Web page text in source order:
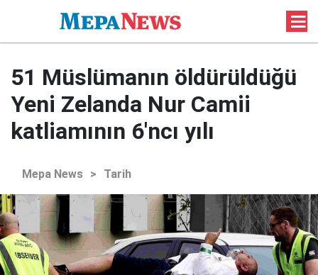
51 Müslümanın öldürüldüğü
Yeni Zelanda Nur Camii
katliamının 6'ncı yılı
Mepa News > Tarih